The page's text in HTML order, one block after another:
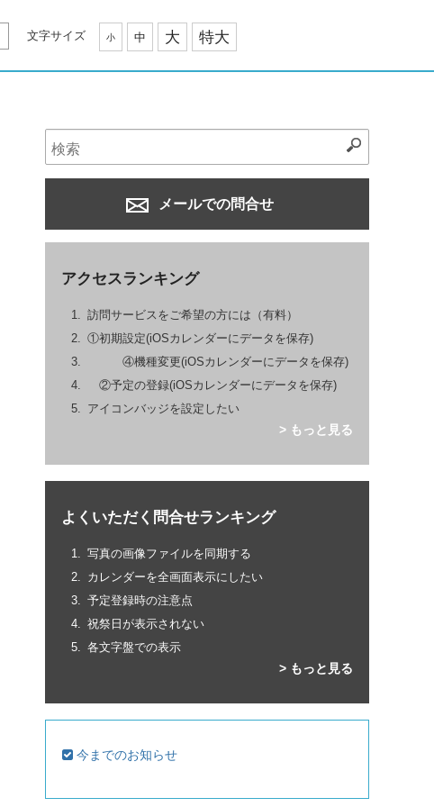
文字サイズ 小 中 大 特大
メールでの問合せ
アクセスランキング
訪問サービスをご希望の方には（有料）
①初期設定(iOSカレンダーにデータを保存)
④機種変更(iOSカレンダーにデータを保存)
②予定の登録(iOSカレンダーにデータを保存)
アイコンバッジを設定したい
> もっと見る
よくいただく問合せランキング
写真の画像ファイルを同期する
カレンダーを全画面表示にしたい
予定登録時の注意点
祝祭日が表示されない
各文字盤での表示
> もっと見る
今までのお知らせ